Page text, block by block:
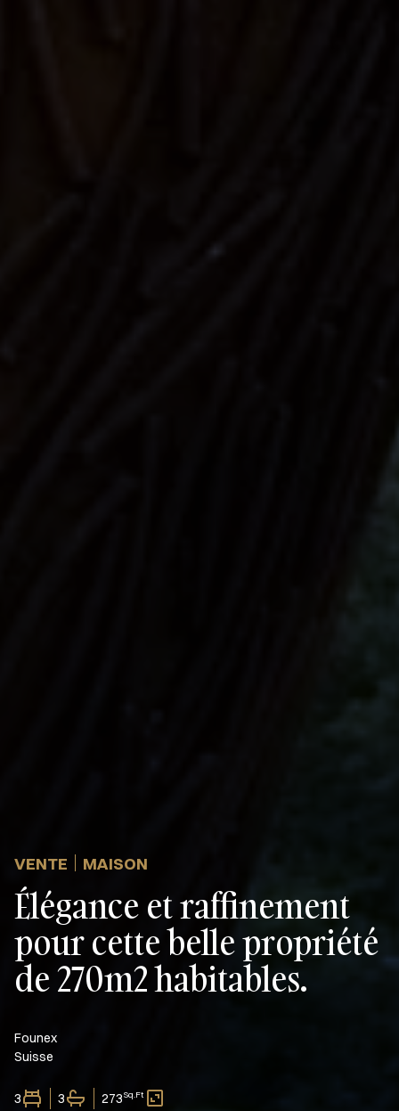
VENTE MAISON
Élégance et raffinement
pour cette belle propriété
de 270m2 habitables.
Founex
Suisse
3 3 273Sq.Ft